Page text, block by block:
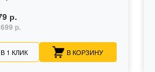
р.
699 р.
1 КЛИК В КОРЗИНУ